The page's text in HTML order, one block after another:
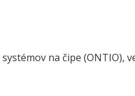
na čipe (ONTIO),